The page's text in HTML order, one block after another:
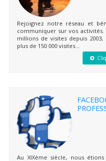
Rejoignez notre réseau et
communiquer sur vos activités.
millions de visites depuis
plus de 150 000 visites...
Au XIXème siècle, nous